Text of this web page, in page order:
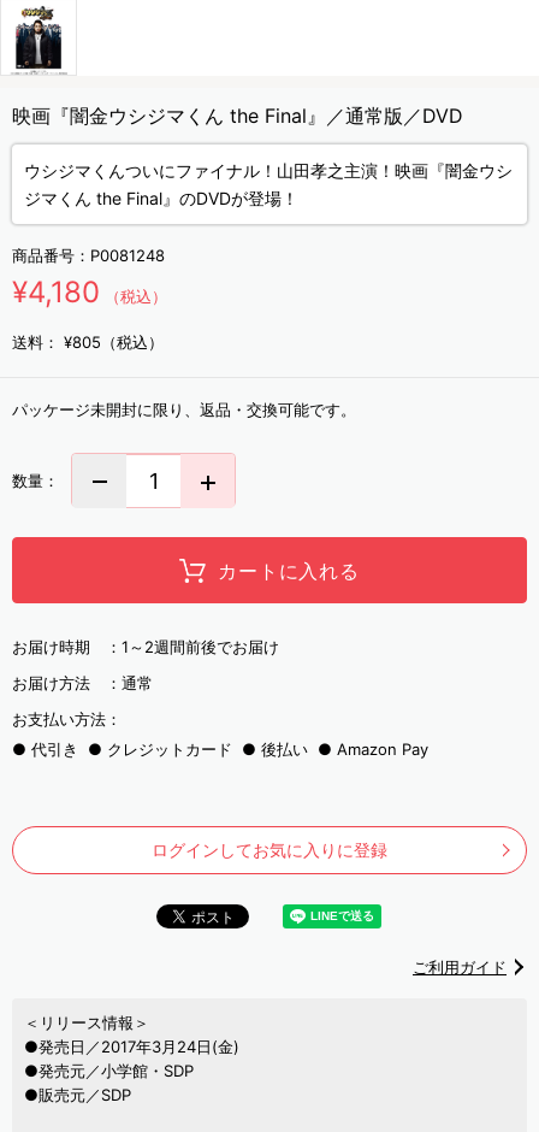
映画『闇金ウシジマくん the Final』／通常版／DVD
ウシジマくんついにファイナル！山田孝之主演！映画『闇金ウシ
ジマくん the Final』のDVDが登場！
商品番号： P0081248
¥4,180 （税込）
送料： ¥805（税込）
パッケージ未開封に限り、返品・交換可能です。
数量：
カートに入れる
お届け時期 ： 1～2週間前後でお届け
お届け方法 ： 通常
お支払い方法：
代引き
クレジットカード 後払い Amazon Pay
ログインしてお気に入りに登録
ご利用ガイド
＜リリース情報＞
●発売日／2017年3月24日(金)
●発売元／小学館・SDP
●販売元／SDP